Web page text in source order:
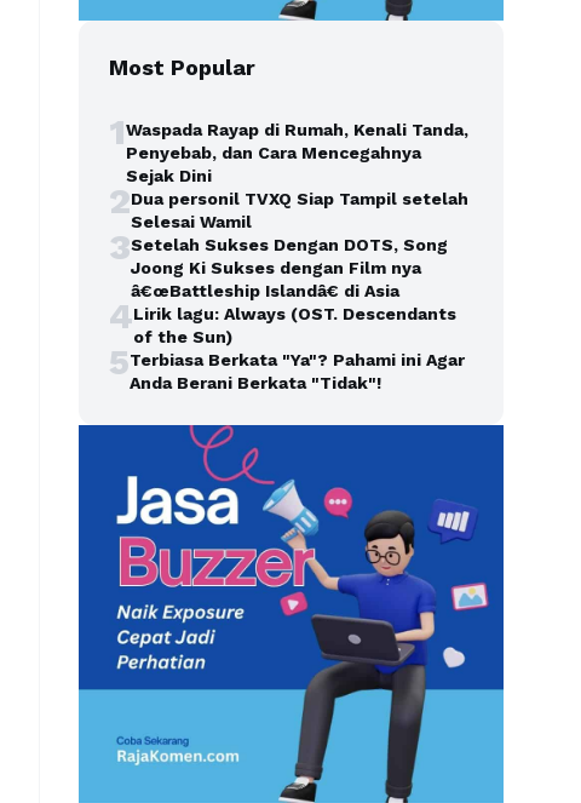
Most Popular
1Waspada Rayap di Rumah, Kenali Tanda,
Penyebab, dan Cara Mencegahnya
Sejak Dini
2Dua personil TVXQ Siap Tampil setelah
Selesai Wamil
3Setelah Sukses Dengan DOTS, Song
Joong Ki Sukses dengan Film nya
â€œBattleship Islandâ€ di Asia
4Lirik lagu: Always (OST. Descendants
of the Sun)
5Terbiasa Berkata "Ya"? Pahami ini Agar
Anda Berani Berkata "Tidak"!